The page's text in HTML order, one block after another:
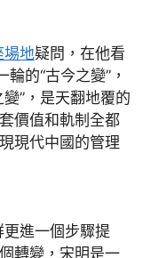
場地疑問，在他看
輪的“古今之變”，
”，是天翻地覆的
價值和軌制全都
現代中國的管理
進一個步驟提
轉變，宋明是一